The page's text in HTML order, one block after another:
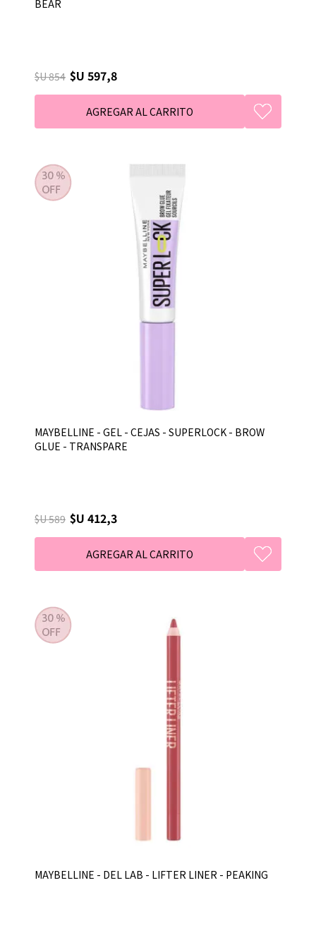
BEAR
$U 854 $U 597,8
MAYBELLINE - GEL - CEJAS - SUPERLOCK - BROW
GLUE - TRANSPARE
$U 589 $U 412,3
MAYBELLINE - DEL LAB - LIFTER LINER - PEAKING